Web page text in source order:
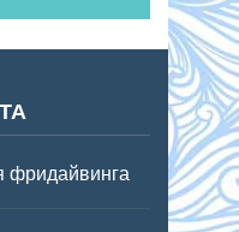
фридайвинга